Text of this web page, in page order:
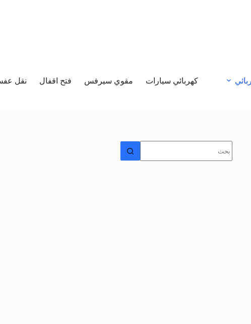
كهربائي سيارات مقوي سيرفس فتح اقفال نقل